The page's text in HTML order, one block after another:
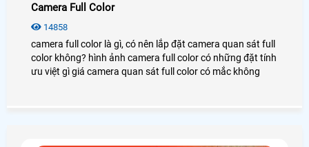
Camera Full Color
14858
camera full color là gì, có nên lắp đặt camera quan sát full
color không? hình ảnh camera full color có những đặt tính
ưu việt gì giá camera quan sát full color có mắc không